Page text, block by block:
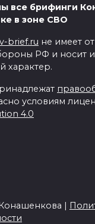
все брифинги
в зоне СВО
brief.ru не имеет
РФ и носит
характер.
условиям
4.0
|